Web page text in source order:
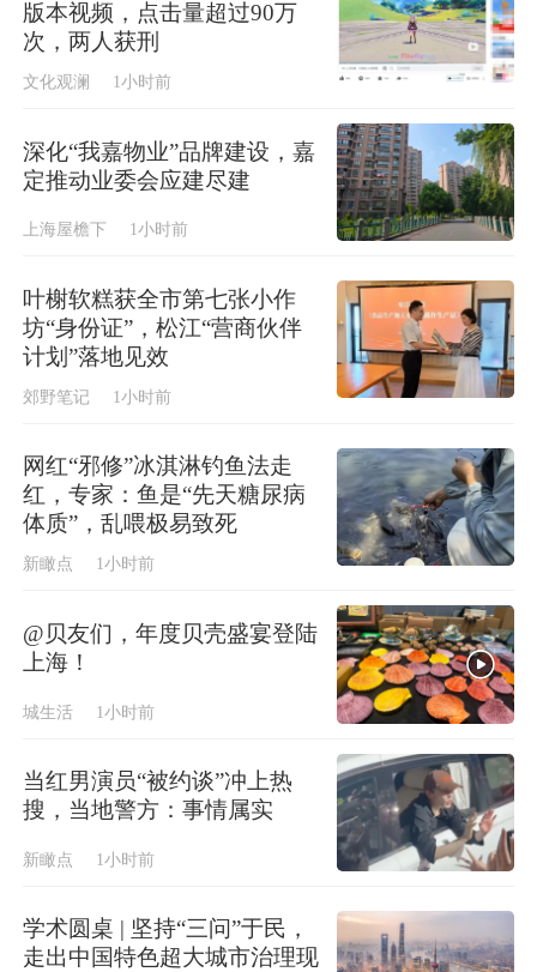
版本视频，点击量超过90万
次，两人获刑
文化观澜 1小时前
深化“我嘉物业”品牌建设，嘉
定推动业委会应建尽建
上海屋檐下 1小时前
叶榭软糕获全市第七张小作
坊“身份证”，松江“营商伙伴
计划”落地见效
郊野笔记 1小时前
网红“邪修”冰淇淋钓鱼法走
红，专家：鱼是“先天糖尿病
体质”，乱喂极易致死
新瞰点 1小时前
@贝友们，年度贝壳盛宴登陆
上海！
城生活 1小时前
当红男演员“被约谈”冲上热
搜，当地警方：事情属实
新瞰点 1小时前
学术圆桌 | 坚持“三问”于民，
走出中国特色超大城市治理现